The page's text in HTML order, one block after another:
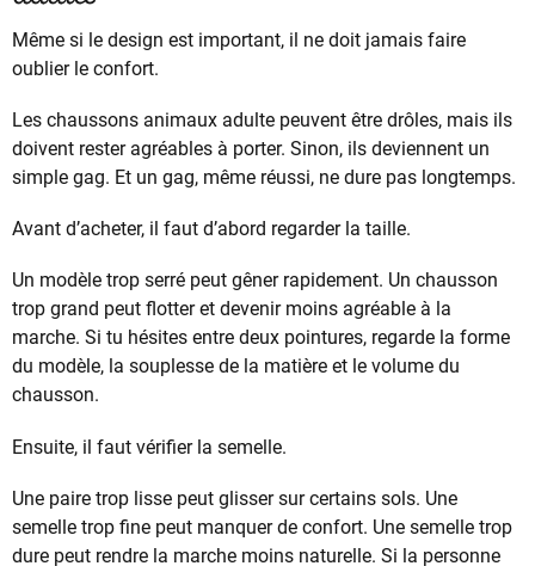
Même si le design est important, il ne doit jamais faire
oublier le confort.
Les chaussons animaux adulte peuvent être drôles, mais ils
doivent rester agréables à porter. Sinon, ils deviennent un
simple gag. Et un gag, même réussi, ne dure pas longtemps.
Avant d’acheter, il faut d’abord regarder la taille.
Un modèle trop serré peut gêner rapidement. Un chausson
trop grand peut flotter et devenir moins agréable à la
marche. Si tu hésites entre deux pointures, regarde la forme
du modèle, la souplesse de la matière et le volume du
chausson.
Ensuite, il faut vérifier la semelle.
Une paire trop lisse peut glisser sur certains sols. Une
semelle trop fine peut manquer de confort. Une semelle trop
dure peut rendre la marche moins naturelle. Si la personne